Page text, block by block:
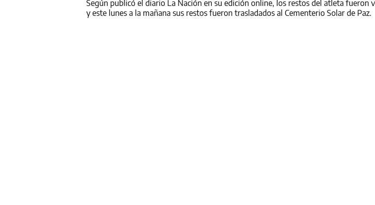
Según publicó el diario La Nación en su edición online, los restos del atleta fueron
y este lunes a la mañana sus restos fueron trasladados al Cementerio Solar de Paz.